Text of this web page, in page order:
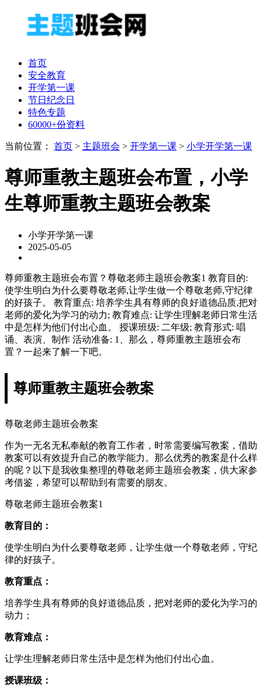
首页
安全教育
开学第一课
节日纪念日
特色专题
60000+份资料
当前位置： 首页 > 主题班会 > 开学第一课 > 小学开学第一课
尊师重教主题班会布置，小学
生尊师重教主题班会教案
小学开学第一课
2025-05-05
尊师重教主题班会布置？尊敬老师主题班会教案1 教育目的:
使学生明白为什么要尊敬老师,让学生做一个尊敬老师,守纪律
的好孩子。 教育重点: 培养学生具有尊师的良好道德品质,把对
老师的爱化为学习的动力; 教育难点: 让学生理解老师日常生活
中是怎样为他们付出心血。 授课班级: 二年级; 教育形式: 唱
诵、表演、制作 活动准备: 1、那么，尊师重教主题班会布
置？一起来了解一下吧。
尊师重教主题班会教案
尊敬老师主题班会教案
作为一无名无私奉献的教育工作者，时常需要编写教案，借助
教案可以有效提升自己的教学能力。那么优秀的教案是什么样
的呢？以下是我收集整理的尊敬老师主题班会教案，供大家参
考借鉴，希望可以帮助到有需要的朋友。
尊敬老师主题班会教案1
教育目的：
使学生明白为什么要尊敬老师，让学生做一个尊敬老师，守纪
律的好孩子。
教育重点：
培养学生具有尊师的良好道德品质，把对老师的爱化为学习的
动力；
教育难点：
让学生理解老师日常生活中是怎样为他们付出心血。
授课班级：